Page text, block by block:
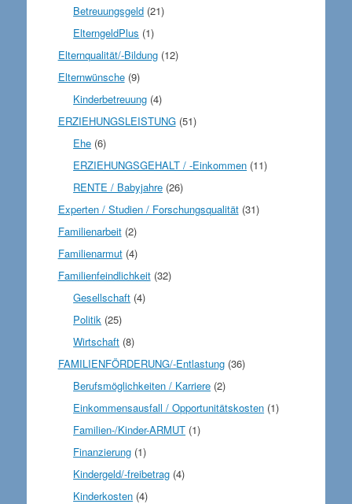
Betreuungsgeld (21)
ElterngeldPlus (1)
Elternqualität/-Bildung(12)
Elternwünsche(9)
Kinderbetreuung (4)
ERZIEHUNGSLEISTUNG(51)
Ehe (6)
ERZIEHUNGSGEHALT / -Einkommen (11)
RENTE / Babyjahre (26)
Experten / Studien / Forschungsqualität(31)
Familienarbeit(2)
Familienarmut(4)
Familienfeindlichkeit(32)
Gesellschaft (4)
Politik (25)
Wirtschaft (8)
FAMILIENFÖRDERUNG/-Entlastung(36)
Berufsmöglichkeiten / Karriere (2)
Einkommensausfall / Opportunitätskosten (1)
Familien-/Kinder-ARMUT (1)
Finanzierung (1)
Kindergeld/-freibetrag (4)
Kinderkosten (4)